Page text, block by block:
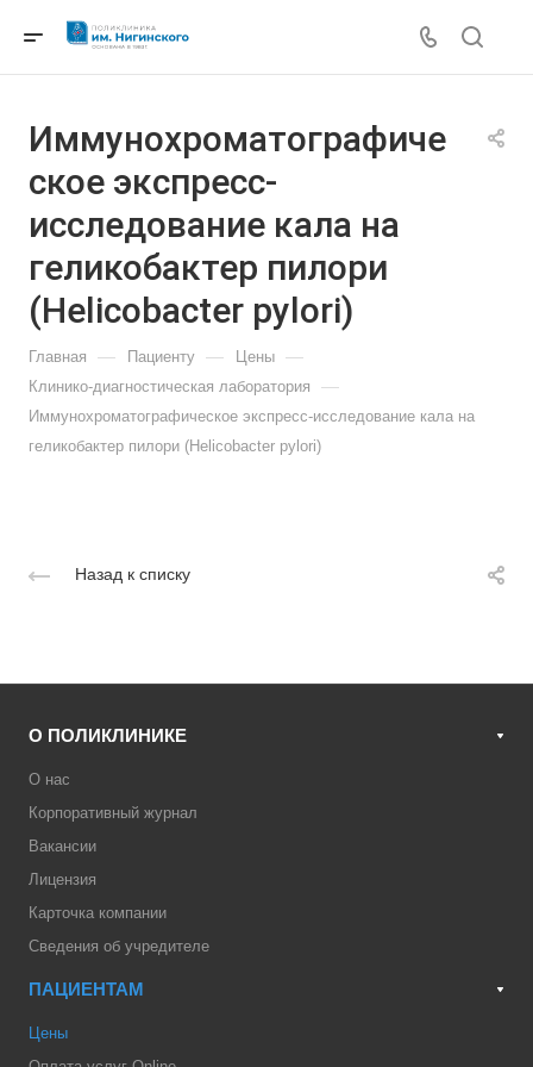
Иммунохроматографиче
ское экспресс-
исследование кала на
геликобактер пилори
(Helicobacter pylori)
Главная — Пациенту — Цены —
Клинико-диагностическая лаборатория —
Иммунохроматографическое экспресс-исследование кала на
геликобактер пилори (Helicobacter pylori)
Назад к списку
О ПОЛИКЛИНИКЕ
О нас
Корпоративный журнал
Вакансии
Лицензия
Карточка компании
Сведения об учредителе
ПАЦИЕНТАМ
Цены